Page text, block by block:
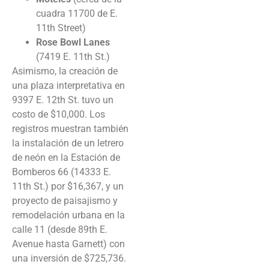
cuadra 11700 de E.
11th Street)
Rose Bowl Lanes
(7419 E. 11th St.)
Asimismo, la creación de
una plaza interpretativa en
9397 E. 12th St. tuvo un
costo de $10,000. Los
registros muestran también
la instalación de un letrero
de neón en la Estación de
Bomberos 66 (14333 E.
11th St.) por $16,367, y un
proyecto de paisajismo y
remodelación urbana en la
calle 11 (desde 89th E.
Avenue hasta Garnett) con
una inversión de $725,736.